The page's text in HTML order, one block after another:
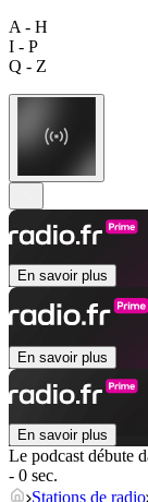
A - H
I - P
Q - Z
En savoir plus
En savoir plus
En savoir plus
Le podcast débute
- 0 sec.
Stations de radio